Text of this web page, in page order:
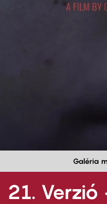
Galéria
21.